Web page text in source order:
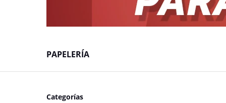
PAPELERÍA
Categorías